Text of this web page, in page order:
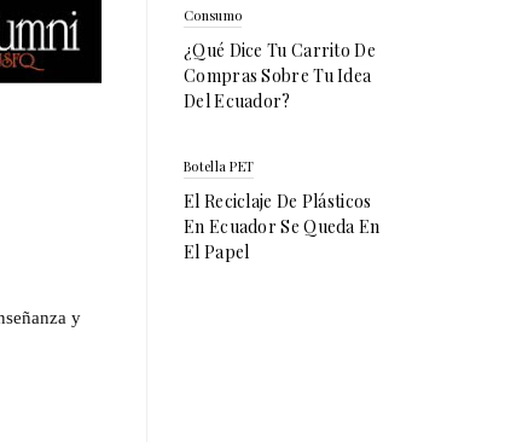
y
Consumo
¿Qué Dice Tu Carrito De
Compras Sobre Tu Idea
Del Ecuador?
Botella PET
El Reciclaje De Plásticos
En Ecuador Se Queda En
El Papel